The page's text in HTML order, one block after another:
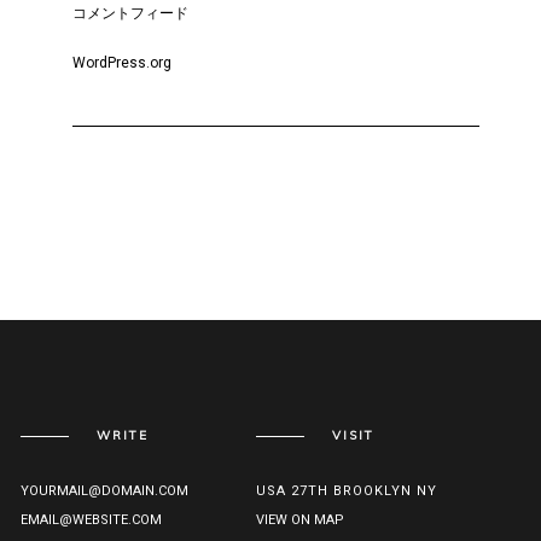
コメントフィード
WordPress.org
WRITE
YOURMAIL@DOMAIN.COM
EMAIL@WEBSITE.COM
VISIT
USA 27TH BROOKLYN NY
VIEW ON MAP